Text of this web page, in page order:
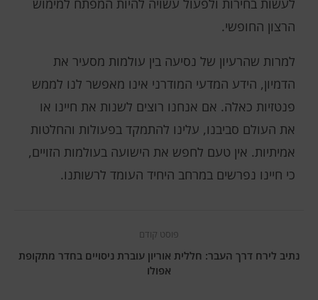
הרצון החופשי.
למרות שהרעיון של נסיעה בין עולמות מסעיר את
הדמיון, הידע המדעי המודרני אינו מאפשר לנו לממש
פנטזיות כאלה. אם אנחנו רוצים לשנות את חיינו או
את העולם סביבנו, עלינו להתמקד בפעולות והחלטות
אמיתיות. אין טעם לחפש את הישועה בעולמות הזויים,
כי חיינו נפרשים במרחב היחיד העומד לרשותנו.
פוסט קודם
נתיב לירח דרך העבר: חללית אוריון עוברת ניסויים בחדר מתקופת
אפולו